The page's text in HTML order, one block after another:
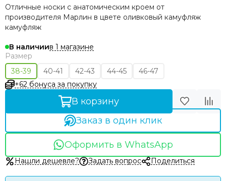
Отличные носки с анатомическим кроем от
производителя Марлин в цвете оливковый камуфляж
камуфляж
В наличиив 1 магазине
Размер
38-39
40-41 42-43 44-45
46-47
+62 бонуса за покупку
В корзину
Заказ в один клик
Оформить в WhatsApp
Нашли дешевле? Задать вопрос Поделиться